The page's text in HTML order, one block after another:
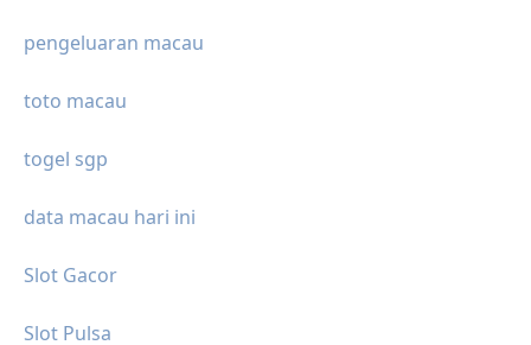
pengeluaran macau
toto macau
togel sgp
data macau hari ini
Slot Gacor
Slot Pulsa